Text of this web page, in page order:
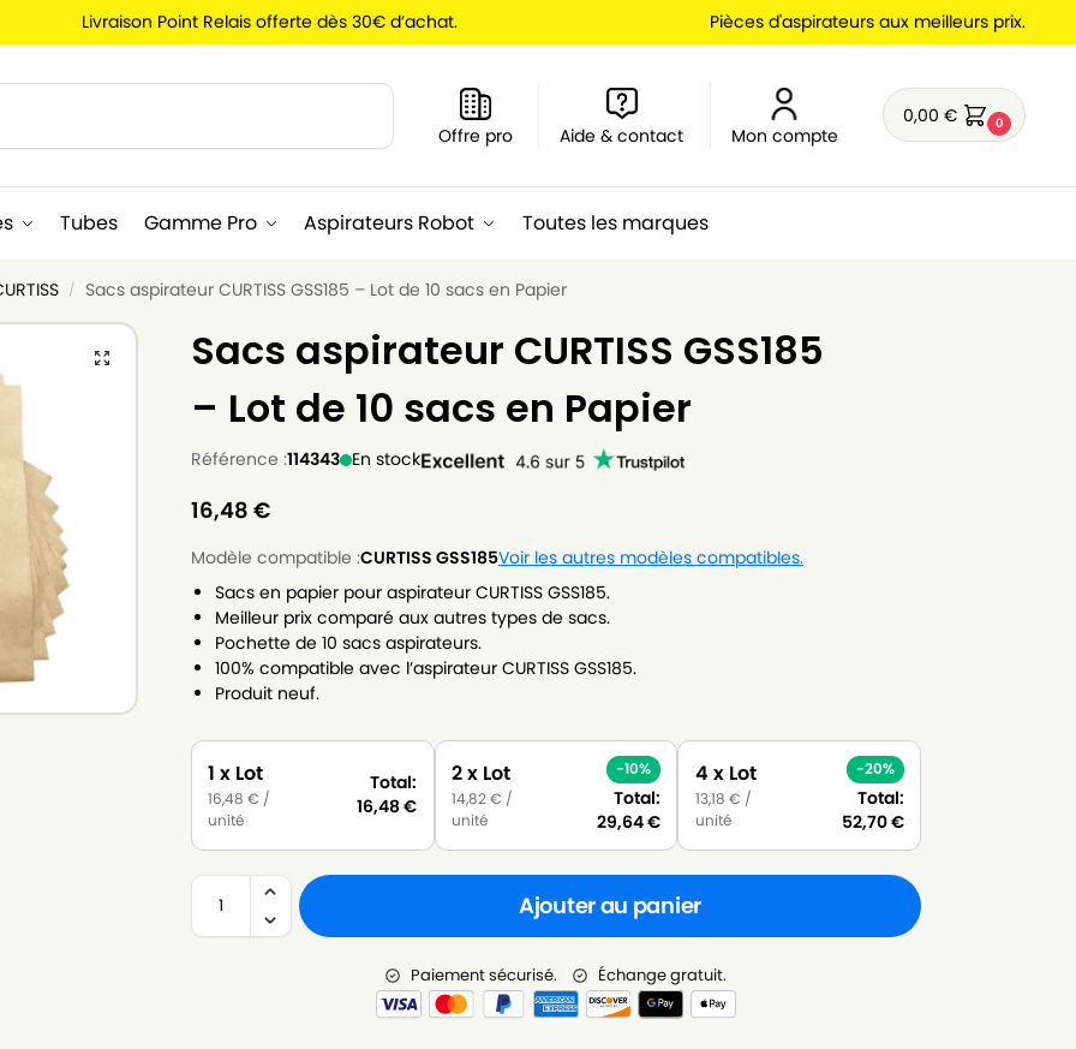
Livraison Point Relais offerte dès 30€ d’achat. Pièces d'aspirateurs aux meilleurs prix.
Offre pro Aide & contact Mon compte
0,00€ 0
Tubes Gamme Pro Aspirateurs Robot Toutes les marques
/ Sacs aspirateur CURTISS GSS185 – Lot de 10 sacs en Papier
Sacs aspirateur CURTISS GSS185
– Lot de 10 sacs en Papier
Référence :114343 En stock
16,48 €
Modèle compatible :CURTISS GSS185Voir les autres modèles compatibles.
Sacs en papier pour aspirateur CURTISS GSS185.
Meilleur prix comparé aux autres types de sacs.
Pochette de 10 sacs aspirateurs.
100% compatible avec l’aspirateur CURTISS GSS185.
Produit neuf.
1 x Lot
16,48€ /
unité
Total:
16,48€
2 x Lot
14,82€ /
unité
-10%
Total:
29,64€
4 x Lot
13,18 € /
unité
-20%
Total:
52,70€
Ajouter au panier
Paiement sécurisé. Échange gratuit.